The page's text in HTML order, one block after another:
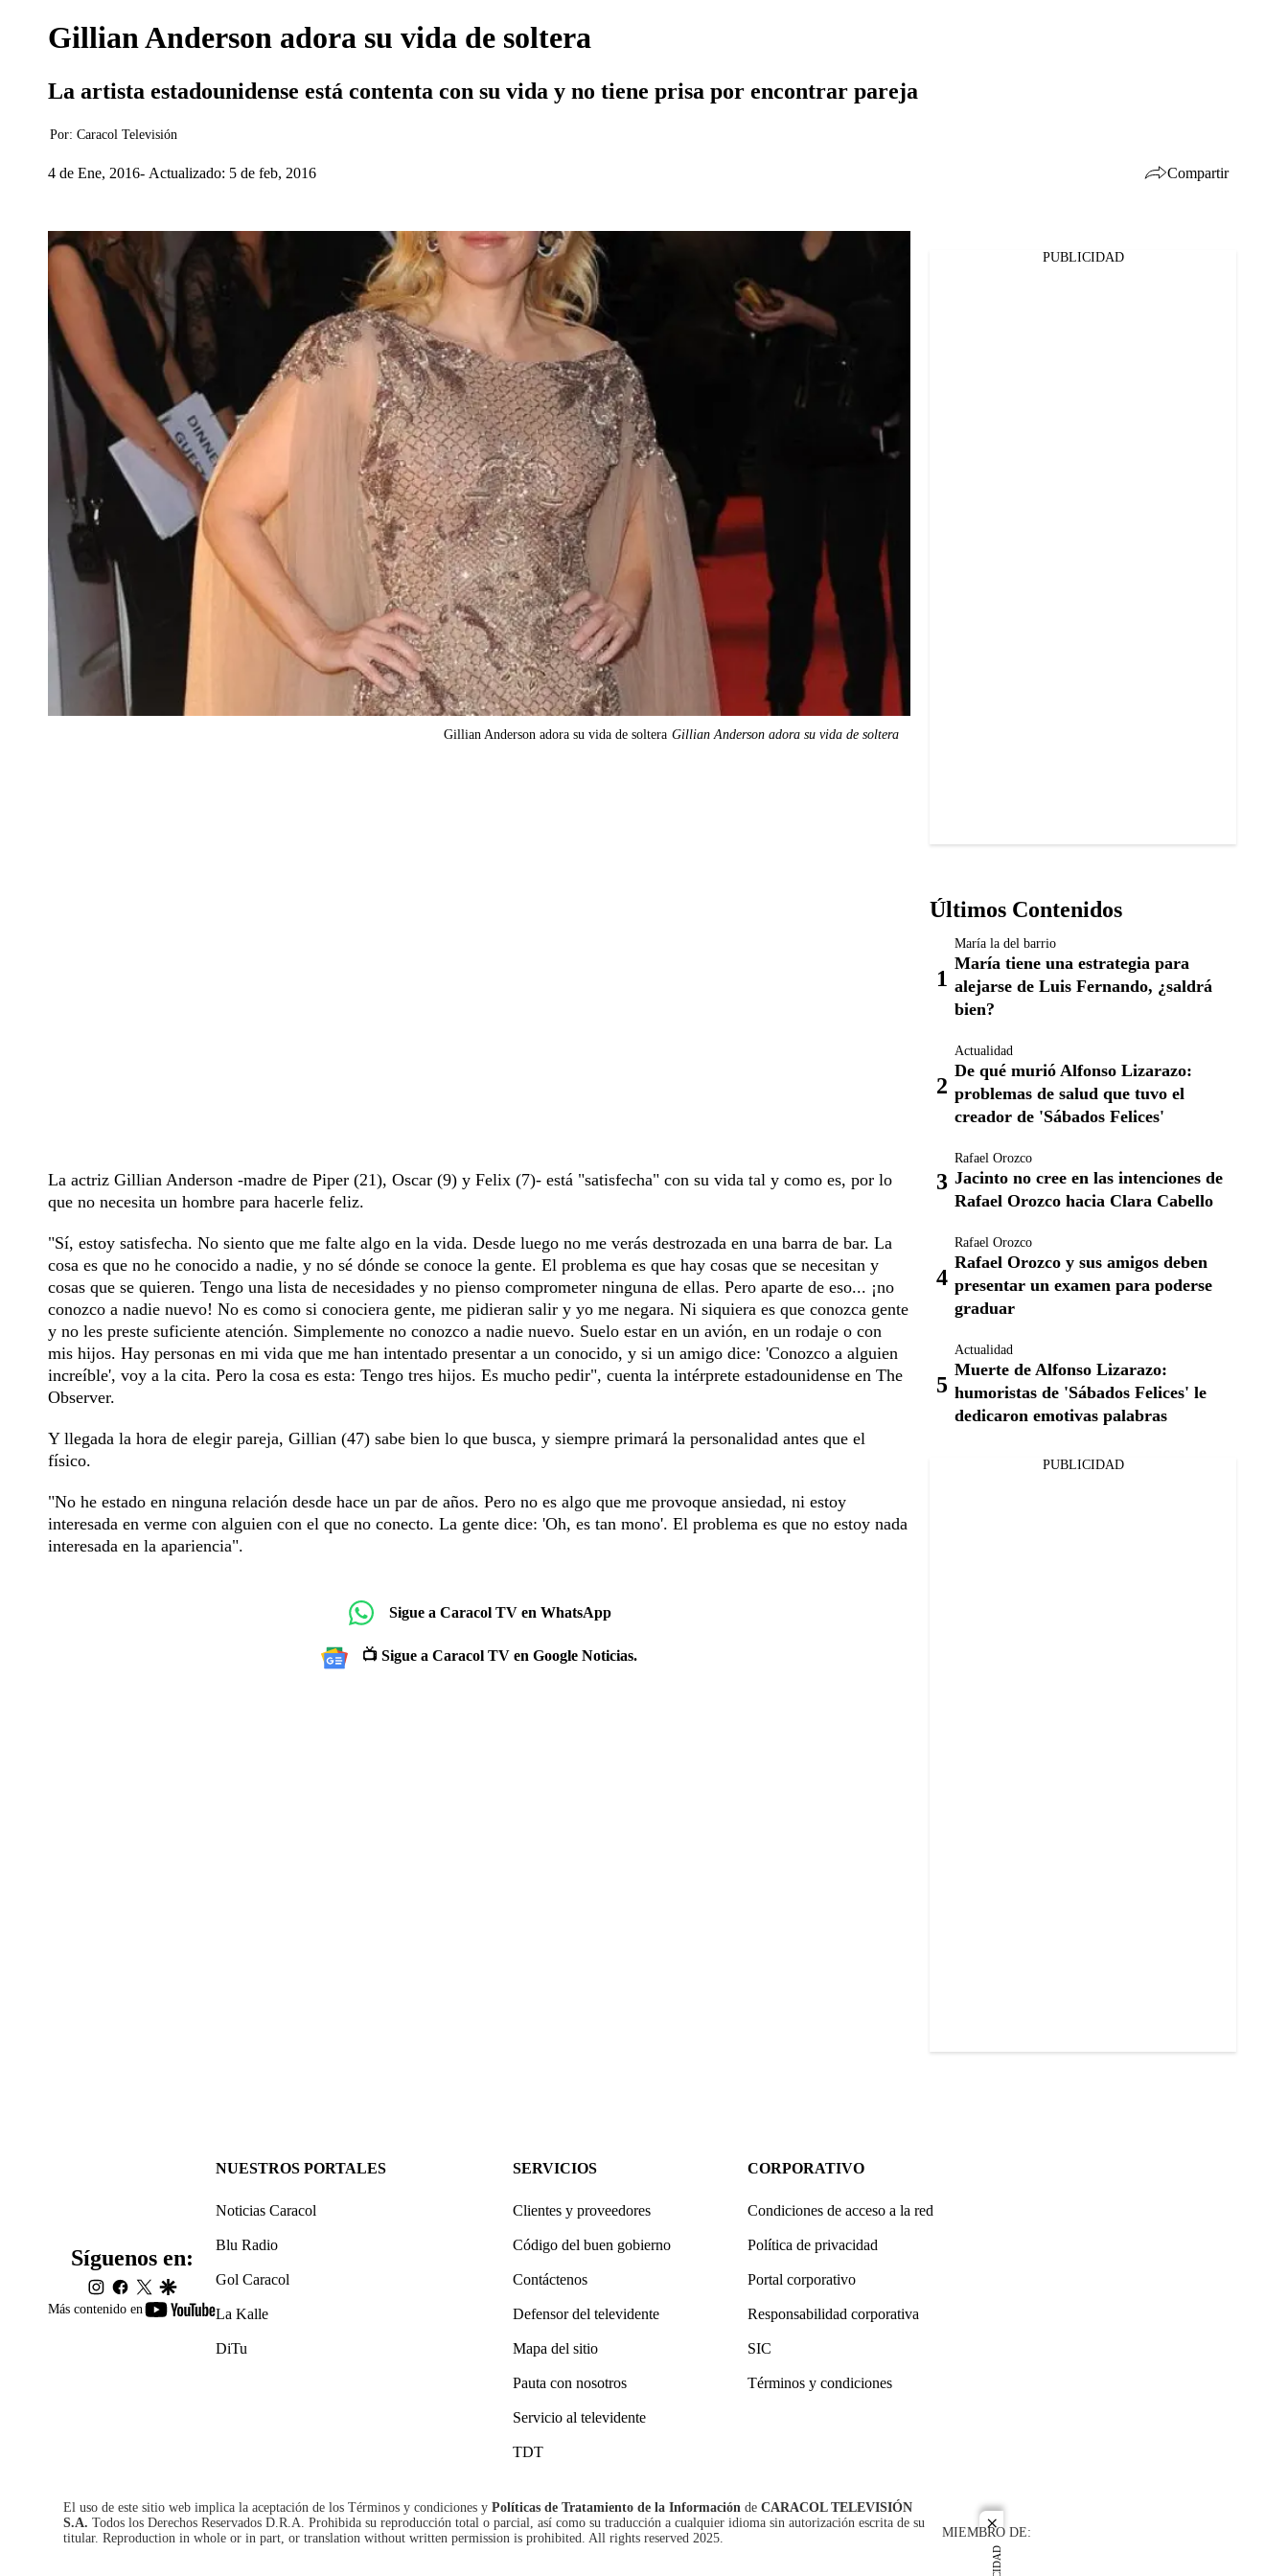
close
Gillian Anderson adora su vida de soltera
La artista estadounidense está contenta con su vida y no tiene prisa por encontrar pareja
Por: Caracol Televisión
4 de Ene, 2016 Actualizado: 5 de feb, 2016 Compartir
Gillian Anderson adora su vida de soltera Gillian Anderson adora su vida de soltera
La actriz Gillian Anderson -madre de Piper (21), Oscar (9) y Felix (7)- está "satisfecha" con su vida tal y como es, por lo
que no necesita un hombre para hacerle feliz.
"Sí, estoy satisfecha. No siento que me falte algo en la vida. Desde luego no me verás destrozada en una barra de bar. La
cosa es que no he conocido a nadie, y no sé dónde se conoce la gente. El problema es que hay cosas que se necesitan y
cosas que se quieren. Tengo una lista de necesidades y no pienso comprometer ninguna de ellas. Pero aparte de eso... ¡no
conozco a nadie nuevo! No es como si conociera gente, me pidieran salir y yo me negara. Ni siquiera es que conozca gente
y no les preste suficiente atención. Simplemente no conozco a nadie nuevo. Suelo estar en un avión, en un rodaje o con
mis hijos. Hay personas en mi vida que me han intentado presentar a un conocido, y si un amigo dice: 'Conozco a alguien
increíble', voy a la cita. Pero la cosa es esta: Tengo tres hijos. Es mucho pedir", cuenta la intérprete estadounidense en The
Observer.
Y llegada la hora de elegir pareja, Gillian (47) sabe bien lo que busca, y siempre primará la personalidad antes que el
físico.
"No he estado en ninguna relación desde hace un par de años. Pero no es algo que me provoque ansiedad, ni estoy
interesada en verme con alguien con el que no conecto. La gente dice: 'Oh, es tan mono'. El problema es que no estoy nada
interesada en la apariencia".
Sigue a Caracol TV en WhatsApp
📺 Sigue a Caracol TV en Google Noticias.
PUBLICIDAD
Últimos Contenidos
María la del barrio
María tiene una estrategia para
alejarse de Luis Fernando, ¿saldrá
bien?
Actualidad
De qué murió Alfonso Lizarazo:
problemas de salud que tuvo el
creador de 'Sábados Felices'
Rafael Orozco
Jacinto no cree en las intenciones de
Rafael Orozco hacia Clara Cabello
Rafael Orozco
Rafael Orozco y sus amigos deben
presentar un examen para poderse
graduar
Actualidad
Muerte de Alfonso Lizarazo:
humoristas de 'Sábados Felices' le
dedicaron emotivas palabras
PUBLICIDAD
Más contenido en
youtube-
Síguenos en:
instagram
facebook
twittergoogle
NUESTROS PORTALES
Noticias Caracol
Blu Radio
Gol Caracol
La Kalle
DiTu
SERVICIOS
Clientes y proveedores
Código del buen gobierno
Contáctenos
Defensor del televidente
Mapa del sitio
Pauta con nosotros
Servicio al televidente
TDT
CORPORATIVO
Condiciones de acceso a la red
Política de privacidad
Portal corporativo
Responsabilidad corporativa
SIC
Términos y condiciones
El uso de este sitio web implica la aceptación de los Términos y condiciones y Políticas de Tratamiento de la Información de CARACOL TELEVISIÓN
S.A. Todos los Derechos Reservados D.R.A. Prohibida su reproducción total o parcial, así como su traducción a cualquier idioma sin autorización escrita de su
titular. Reproduction in whole or in part, or translation without written permission is prohibited. All rights reserved 2025.
MIEMBRO DE: